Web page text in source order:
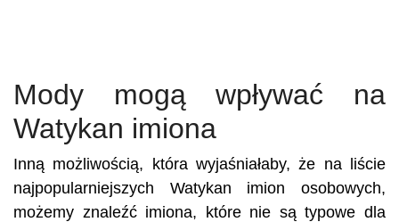
Mody mogą wpływać na
Watykan imiona
Inną możliwością, która wyjaśniałaby, że na liście
najpopularniejszych Watykan imion osobowych,
możemy znaleźć imiona, które nie są typowe dla